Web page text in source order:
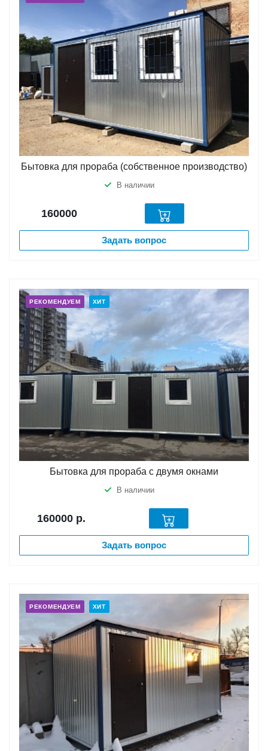
Бытовка для прораба (собственное производство)
В наличии
160000
Задать вопрос
РЕКОМЕНДУЕМ ХИТ
Бытовка для прораба с двумя окнами
В наличии
160000 р.
Задать вопрос
РЕКОМЕНДУЕМ ХИТ